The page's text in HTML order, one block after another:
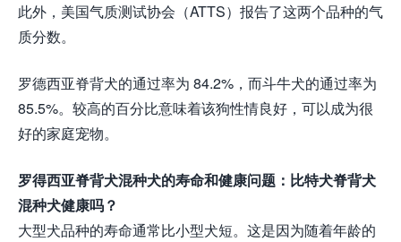
此外，美国气质测试协会（ATTS）报告了这两个品种的气
质分数。
罗德西亚脊背犬的通过率为 84.2%，而斗牛犬的通过率为
85.5%。较高的百分比意味着该狗性情良好，可以成为很
好的家庭宠物。
罗得西亚脊背犬混种犬的寿命和健康问题：比特犬脊背犬
混种犬健康吗？
大型犬品种的寿命通常比小型犬短。这是因为随着年龄的